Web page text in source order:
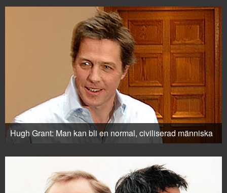
Hugh Grant: Man kan bli en normal, civiliserad människa